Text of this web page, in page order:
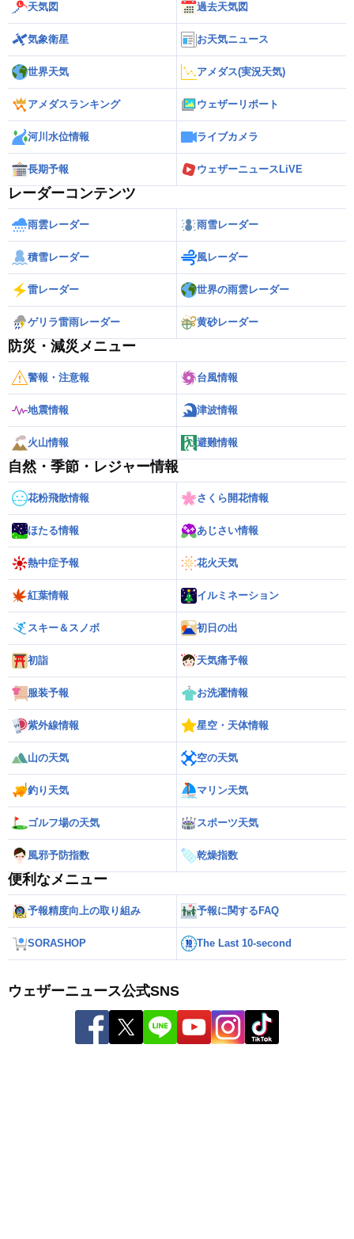
天気図 過去天気図
気象衛星 お天気ニュース
世界天気 アメダス(実況天気)
アメダスランキング ウェザーリポート
河川水位情報 ライブカメラ
長期予報 ウェザーニュースLiVE
レーダーコンテンツ
雨雲レーダー 雨雪レーダー
積雪レーダー 風レーダー
雷レーダー 世界の雨雲レーダー
ゲリラ雷雨レーダー 黄砂レーダー
防災・減災メニュー
警報・注意報 台風情報
地震情報 津波情報
火山情報 避難情報
自然・季節・レジャー情報
花粉飛散情報 さくら開花情報
ほたる情報 あじさい情報
熱中症予報 花火天気
紅葉情報 イルミネーション
スキー＆スノボ 初日の出
初詣 天気痛予報
服装予報 お洗濯情報
紫外線情報 星空・天体情報
山の天気 空の天気
釣り天気 マリン天気
ゴルフ場の天気 スポーツ天気
風邪予防指数 乾燥指数
便利なメニュー
予報精度向上の取り組み 予報に関するFAQ
SORASHOP The Last 10-second
ウェザーニュース公式SNS